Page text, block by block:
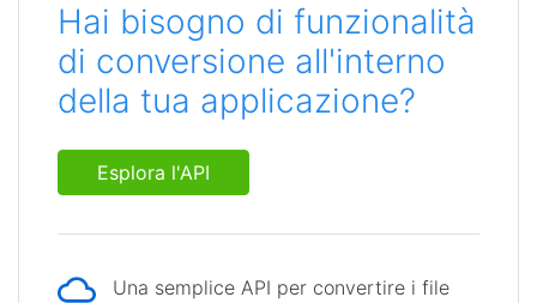
Hai bisogno di funzionalità
di conversione all'interno
della tua applicazione?
Esplora l'API
Una semplice API per convertire i file